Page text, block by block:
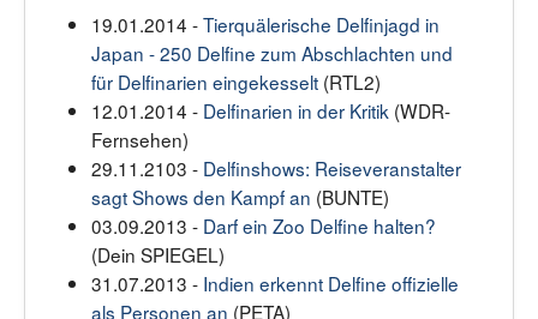
19.01.2014 -Tierquälerische Delfinjagd in
Japan - 250 Delfine zum Abschlachten und
für Delfinarien eingekesselt (RTL2)
12.01.2014 - Delfinarien in der Kritik (WDR-
Fernsehen)
29.11.2103 - Delfinshows: Reiseveranstalter
sagt Shows den Kampf an (BUNTE)
03.09.2013 - Darf ein Zoo Delfine halten?
(Dein SPIEGEL)
31.07.2013 - Indien erkennt Delfine offizielle
als Personen an (PETA)